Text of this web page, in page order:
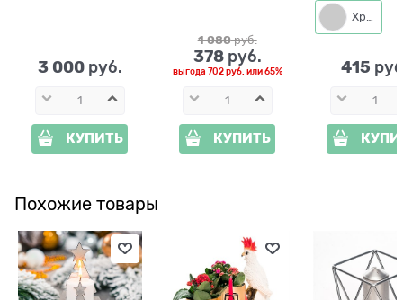
3 000 руб.
КУПИТЬ
1 080 руб.
378 руб.
выгода 702 руб. или65%
КУПИТЬ
Хром
415
Похожие товары